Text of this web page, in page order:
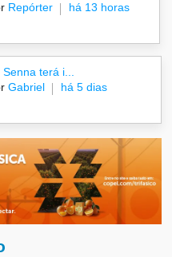
Repórter há 13 horas
Senna terá i...
Gabriel há 5 dias